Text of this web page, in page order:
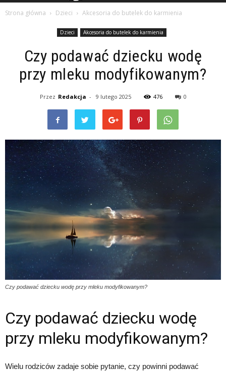
Strona główna Dzieci Akcesoria do butelek do karmienia
Dzieci Akcesoria do butelek do karmienia
Czy podawać dziecku wodę
przy mleku modyfikowanym?
Przez Redakcja - 9 lutego 2025 476 0
Czy podawać dziecku wodę przy mleku modyfikowanym?
Czy podawać dziecku wodę
przy mleku modyfikowanym?
Wielu rodziców zadaje sobie pytanie, czy powinni podawać